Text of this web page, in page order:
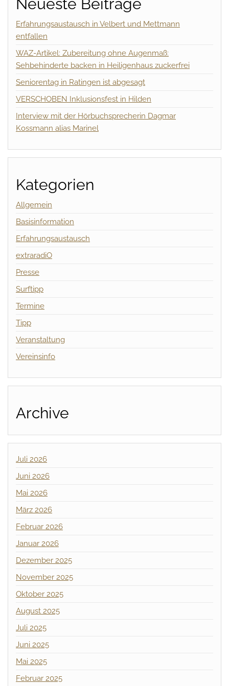
Neueste Beiträge
Erfahrungsaustausch in Velbert und Mettmann
entfallen
WAZ-Artikel: Zubereitung ohne Augenmaß:
Sehbehinderte backen in Heiligenhaus zuckerfrei
Seniorentag in Ratingen ist abgesagt
VERSCHOBEN Inklusionsfest in Hilden
Interview mit der Hörbuchsprecherin Dagmar
Kossmann alias Marinel
Kategorien
Allgemein
Basisinformation
Erfahrungsaustausch
extraradiO
Presse
Surftipp
Termine
Tipp
Veranstaltung
Vereinsinfo
Archive
Juli 2026
Juni 2026
Mai 2026
März 2026
Februar 2026
Januar 2026
Dezember 2025
November 2025
Oktober 2025
August 2025
Juli 2025
Juni 2025
Mai 2025
Februar 2025